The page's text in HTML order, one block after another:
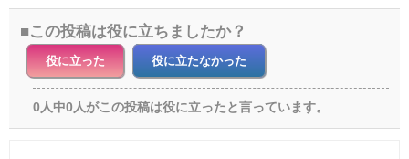
この投稿は役に立ちましたか？
役に立った 役に立たなかった
0人中0人がこの投稿は役に立ったと言っています。